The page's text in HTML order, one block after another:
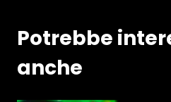
Potrebbe
anche